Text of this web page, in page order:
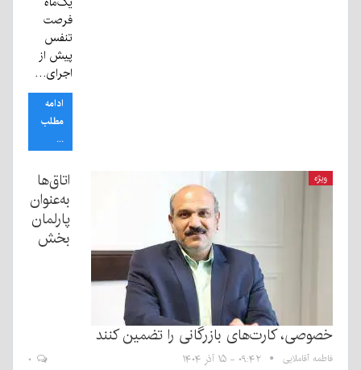
فرصت
تنفس
پیش از
اجرای…
ادامه
مطلب
...
ویژه
اتاق‌ها
به‌عنوان
پارلمان
بخش
خصوصی، کارت‌های بازرگانی را تضمین کنند
فاطمه آقاملایی ۰۹:۴۲ - ۱۵ آذر ۱۴۰۴